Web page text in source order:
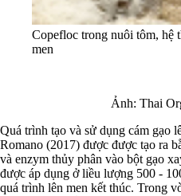
Copefloc trong nuôi tôm, hệ
men
Ảnh: Thai
Quá trình tạo và sử dụng cám gạo
Romano (2017) được được tạo ra
và enzym thủy phân vào bột gạo
được áp dụng ở liều lượng 500 -
quá trình lên men kết thúc. Trong